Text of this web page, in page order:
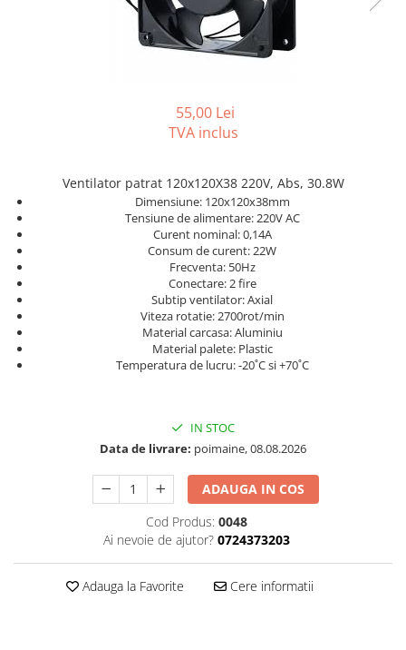
REZISTENTE DIGIVRARE
REZISTENTE SILICONICE
VENTILATOARE AXIALE
Compresoare Cubigel R134a
Compresoare Cubigel R404a
VAPORIZATOARE LU-VE
55,00 Lei
TVA inclus
Ventilator patrat 120x120X38 220V, Abs, 30.8W
Dimensiune: 120x120x38mm
Tensiune de alimentare: 220V AC
Curent nominal: 0,14A
Consum de curent: 22W
Frecventa: 50Hz
Conectare: 2 fire
Subtip ventilator: Axial
Viteza rotatie: 2700rot/min
Material carcasa: Aluminiu
Material palete: Plastic
Temperatura de lucru: -20˚C si +70˚C
IN STOC
Data de livrare: poimaine, 08.08.2026
ADAUGA IN COS
Cod Produs: 0048
Ai nevoie de ajutor? 0724373203
Adauga la Favorite Cere informatii